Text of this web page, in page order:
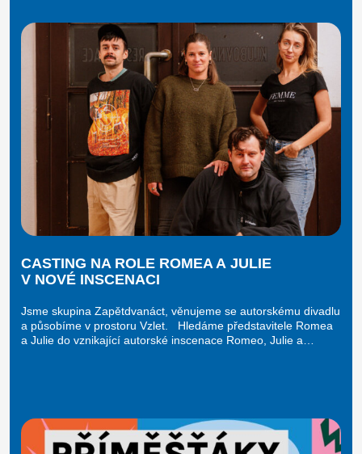
CASTING NA ROLE ROMEA A JULIE
V NOVÉ INSCENACI
Jsme skupina Zapětdvanáct, věnujeme se autorskému divadlu
a působíme v prostoru Vzlet. Hledáme představitele Romea
a Julie do vznikající autorské inscenace Romeo, Julie a…